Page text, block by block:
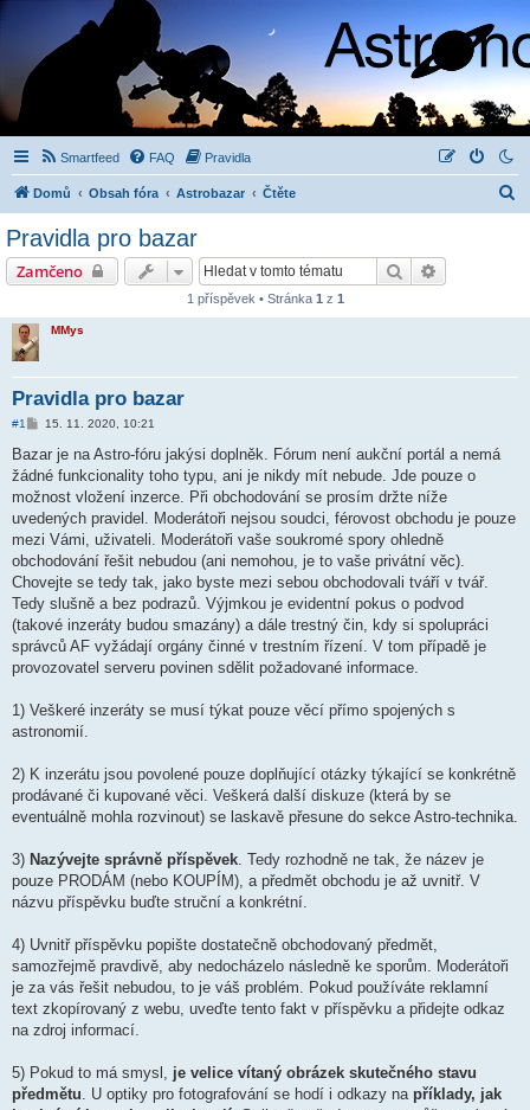
Smartfeed FAQ Pravidla
Domů Obsah fóra Astrobazar Čtěte
Pravidla pro bazar
Zamčeno Hledat
1 příspěvek • Stránka 1 z 1
MMys
Pravidla pro bazar
#1
P
í
p
ě
e
k
15. 11. 2020, 10:21
Bazar je na Astro-fóru jakýsi doplněk. Fórum není aukční portál a nemá
žádné funkcionality toho typu, ani je nikdy mít nebude. Jde pouze o
možnost vložení inzerce. Při obchodování se prosím držte níže
uvedených pravidel. Moderátoři nejsou soudci, férovost obchodu je pouze
mezi Vámi, uživateli. Moderátoři vaše soukromé spory ohledně
obchodování řešit nebudou (ani nemohou, je to vaše privátní věc).
Chovejte se tedy tak, jako byste mezi sebou obchodovali tváří v tvář.
Tedy slušně a bez podrazů. Výjmkou je evidentní pokus o podvod
(takové inzeráty budou smazány) a dále trestný čin, kdy si spolupráci
správců AF vyžádají orgány činné v trestním řízení. V tom případě je
provozovatel serveru povinen sdělit požadované informace.
1) Veškeré inzeráty se musí týkat pouze věcí přímo spojených s
astronomií.
2) K inzerátu jsou povolené pouze doplňující otázky týkající se konkrétně
prodávané či kupované věci. Veškerá další diskuze (která by se
eventuálně mohla rozvinout) se laskavě přesune do sekce Astro-technika.
3) Nazývejte správně příspěvek. Tedy rozhodně ne tak, že název je
pouze PRODÁM (nebo KOUPÍM), a předmět obchodu je až uvnitř. V
názvu příspěvku buďte struční a konkrétní.
4) Uvnitř příspěvku popište dostatečně obchodovaný předmět,
samozřejmě pravdivě, aby nedocházelo následně ke sporům. Moderátoři
je za vás řešit nebudou, to je váš problém. Pokud používáte reklamní
text zkopírovaný z webu, uveďte tento fakt v příspěvku a přidejte odkaz
na zdroj informací.
5) Pokud to má smysl, je velice vítaný obrázek skutečného stavu
předmětu. U optiky pro fotografování se hodí i odkazy na příklady, jak